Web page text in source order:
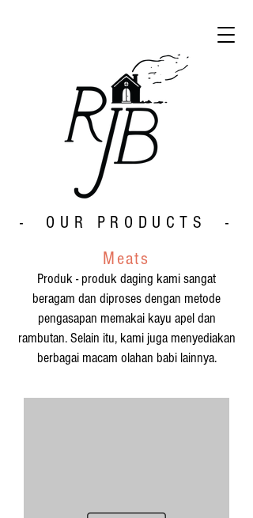
- OUR PRODUCTS -
Meats
Produk - produk daging kami sangat
beragam dan diproses dengan metode
pengasapan memakai kayu apel dan
rambutan. Selain itu, kami juga menyediakan
berbagai macam olahan babi lainnya.